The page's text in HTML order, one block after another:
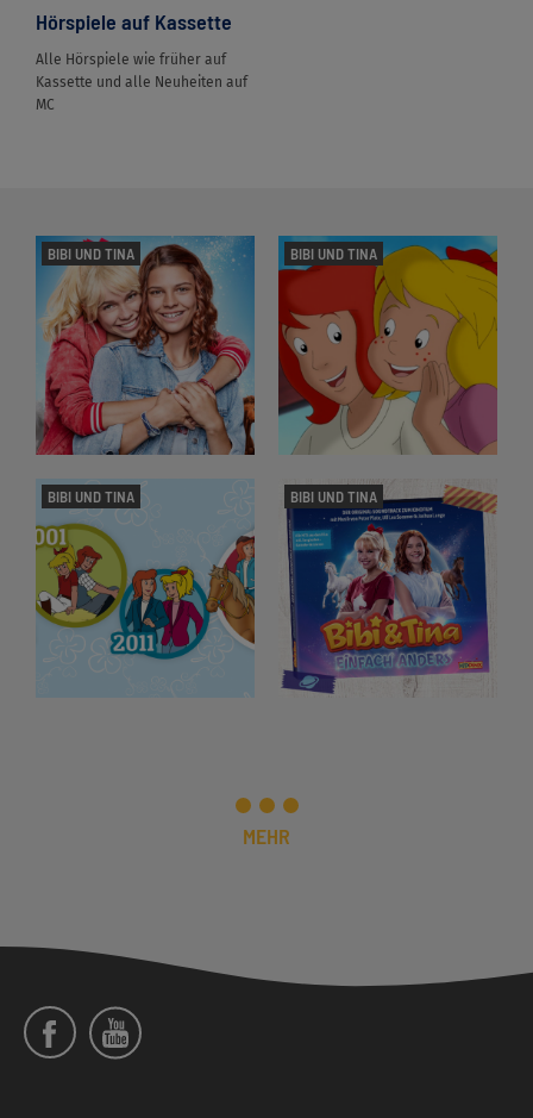
Hörspiele auf Kassette
Alle Hörspiele wie früher auf
Kassette und alle Neuheiten auf
MC
BIBI UND TINA BIBI UND TINA
BIBI UND TINA BIBI UND TINA
MEHR
Social
Menü